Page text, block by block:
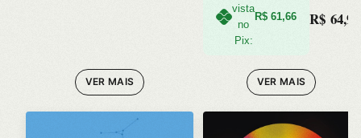
VER MAIS
vista
no
Pix:
R$ 61,66 R$ 64,90
VER MAIS